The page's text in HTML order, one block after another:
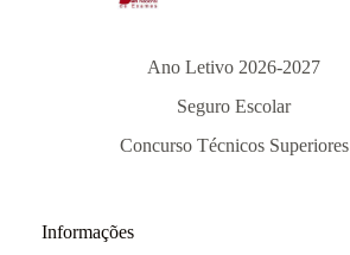
Ano Letivo 2026-2027
Seguro Escolar
Concurso Técnicos Superiores
Informações